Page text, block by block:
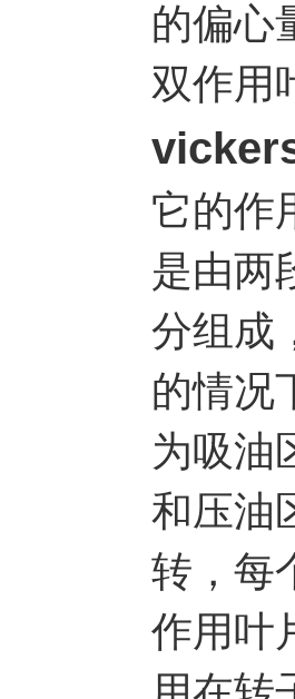
的偏心
双作用
它的作
是由两
分组成
的情况
为吸油
和压油
转，每
作用叶